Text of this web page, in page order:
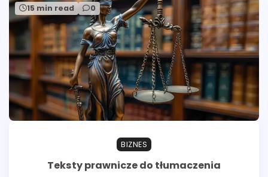
15 min read 0
BIZNES
Teksty prawnicze do tłumaczenia